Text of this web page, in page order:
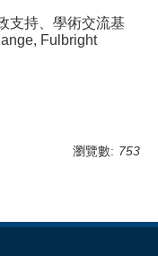
支持、學術交流基
Fulbright
瀏覽數: 753